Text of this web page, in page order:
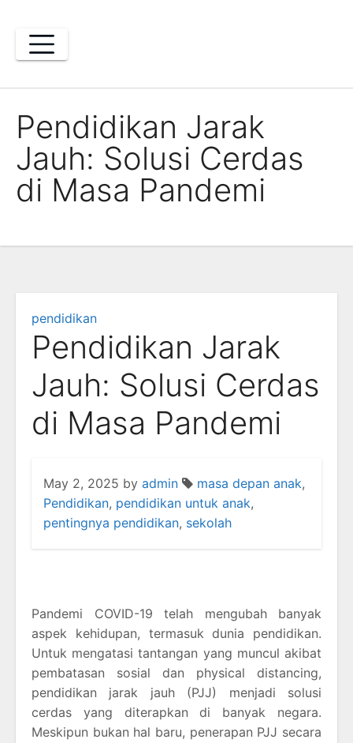
content
Pendidikan Jarak
Jauh: Solusi Cerdas
di Masa Pandemi
pendidikan
Pendidikan Jarak
Jauh: Solusi Cerdas
di Masa Pandemi
May 2, 2025 by admin masa depan anak,
Pendidikan, pendidikan untuk anak,
pentingnya pendidikan, sekolah
Pandemi COVID-19 telah mengubah banyak
aspek kehidupan, termasuk dunia pendidikan.
Untuk mengatasi tantangan yang muncul akibat
pembatasan sosial dan physical distancing,
pendidikan jarak jauh (PJJ) menjadi solusi
cerdas yang diterapkan di banyak negara.
Meskipun bukan hal baru, penerapan PJJ secara